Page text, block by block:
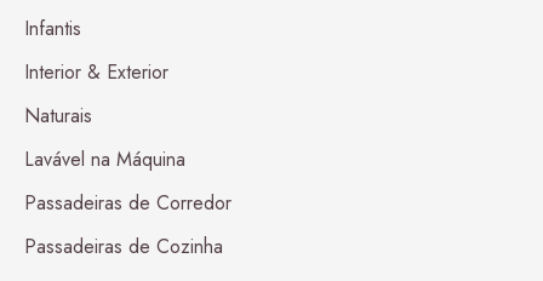
Infantis
Interior & Exterior
Naturais
Lavável na Máquina
Passadeiras de Corredor
Passadeiras de Cozinha